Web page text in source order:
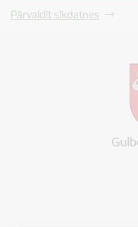
Pārvaldīt sīkdatnes